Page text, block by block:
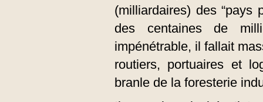
(milliardaires) des “pays
des centaines de
impénétrable, il fallait
routiers, portuaires et
branle de la foresterie